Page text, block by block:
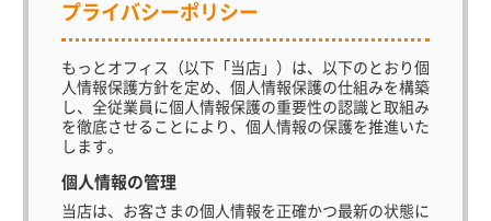
プライバシーポリシー
もっとオフィス（以下「当店」）は、以下のとおり個
人情報保護方針を定め、個人情報保護の仕組みを構築
し、全従業員に個人情報保護の重要性の認識と取組み
を徹底させることにより、個人情報の保護を推進いた
します。
個人情報の管理
当店は、お客さまの個人情報を正確かつ最新の状態に